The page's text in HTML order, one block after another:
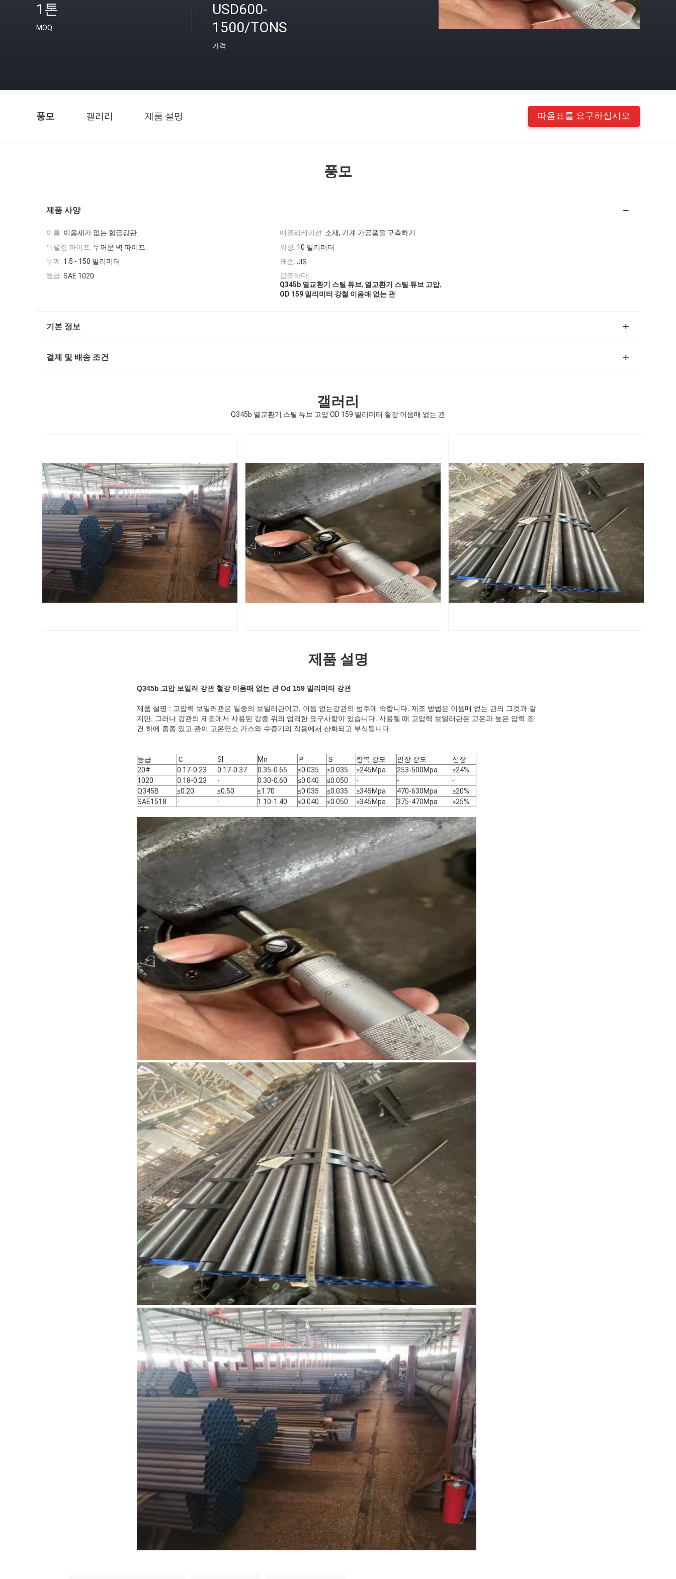
1톤
MOQ
USD600-
1500/TONS
가격
풍모 갤러리 제품 설명 따옴표를 요구하십시오
풍모
제품 사양
이름: 이음새가 없는 합금강관 애플리케이션: 소재, 기계 가공품을 구축하기
특별한 파이프: 두꺼운 벽 파이프 외경: 10 밀리미터
두께: 1.5 - 150 밀리미터 표준: JIS
등급: SAE 1020
강조하다:
Q345b 열교환기 스틸 튜브, 열교환기 스틸 튜브 고압,
OD 159 밀리미터 강철 이음매 없는 관
기본 정보
결제 및 배송 조건
갤러리
Q345b 열교환기 스틸 튜브 고압 OD 159 밀리미터 철강 이음매 없는 관
제품 설명
Q345b 고압 보일러 강관 철강 이음매 없는 관 Od 159 밀리미터 강관
제품 설명 : 고압력 보일러관은 일종의 보일러관이고, 이음 없는강관의 범주에 속합니다. 제조 방법은 이음매 없는 관의 그것과 같
지만, 그러나 강관의 제조에서 사용된 강종 위의 엄격한 요구사항이 있습니다. 사용될 때 고압력 보일러관은 고온과 높은 압력 조
건 하에 종종 있고 관이 고온연소 가스와 수증기의 작용에서 산화되고 부식됩니다.
등급 Ｃ SI Mn Ｐ Ｓ 항복 강도 인장 강도
신장
20#
0.17-0.23 0.17-0.37 0.35-0.65 ≤0.035 ≤0.035 ≥245Mpa 253-500Mpa
≥24%
1020
0.18-0.23 - 0.30-0.60 ≤0.040 ≤0.050 - -
-
Q345B
≤0.20 ≤0.50 ≤1.70 ≤0.035 ≤0.035 ≥345Mpa 470-630Mpa
≥20%
SAE1518
- - 1.10-1.40 ≤0.040 ≤0.050 ≥345Mpa 375-470Mpa ≥25%